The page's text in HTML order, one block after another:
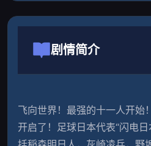
剧情简介
飞向世界！最强的十一人开始
开启了！足球日本代表“闪电